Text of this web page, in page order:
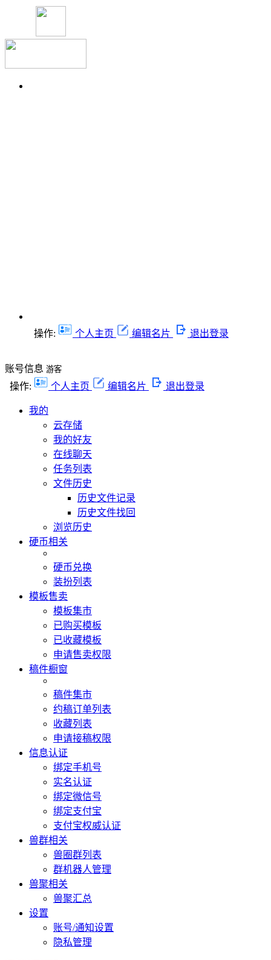
操作: 个人主页 编辑名片 退出登录
账号信息 游客
操作: 个人主页 编辑名片 退出登录
我的
云存储
我的好友
在线聊天
任务列表
文件历史
历史文件记录
历史文件找回
浏览历史
硬币相关
硬币兑换
装扮列表
模板售卖
模板集市
已购买模板
已收藏模板
申请售卖权限
稿件橱窗
稿件集市
约稿订单列表
收藏列表
申请接稿权限
信息认证
绑定手机号
实名认证
绑定微信号
绑定支付宝
支付宝权威认证
兽群相关
兽圈群列表
群机器人管理
兽聚相关
兽聚汇总
设置
账号/通知设置
隐私管理